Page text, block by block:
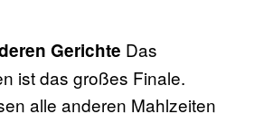
Gerichte Das
ist das großes Finale.
alle anderen Mahlzeiten